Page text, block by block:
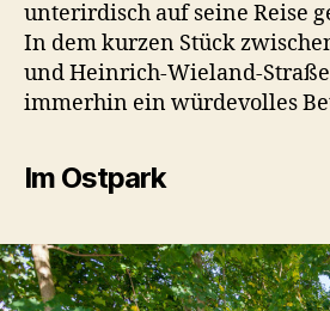
unterirdisch auf seine Reise
In dem kurzen Stück
und Heinrich-Wieland-
immerhin ein würdevolles
Im Ostpark